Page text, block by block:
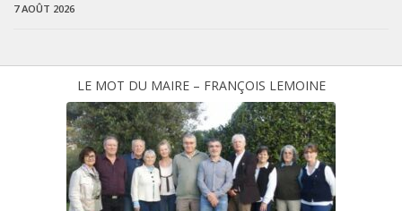
7 AOÛT 2026
LE MOT DU MAIRE – FRANÇOIS LEMOINE